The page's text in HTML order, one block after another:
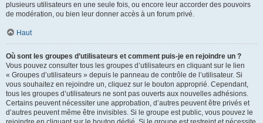
plusieurs utilisateurs en une seule fois, ou encore leur accorder des pouvoirs
de modération, ou bien leur donner accès à un forum privé.
Haut
Où sont les groupes d’utilisateurs et comment puis-je en rejoindre un ?
Vous pouvez consulter tous les groupes d’utilisateurs en cliquant sur le lien
« Groupes d’utilisateurs » depuis le panneau de contrôle de l’utilisateur. Si
vous souhaitez en rejoindre un, cliquez sur le bouton approprié. Cependant,
tous les groupes d’utilisateurs ne sont pas ouverts aux nouvelles adhésions.
Certains peuvent nécessiter une approbation, d’autres peuvent être privés et
d’autres peuvent même être invisibles. Si le groupe est public, vous pouvez le